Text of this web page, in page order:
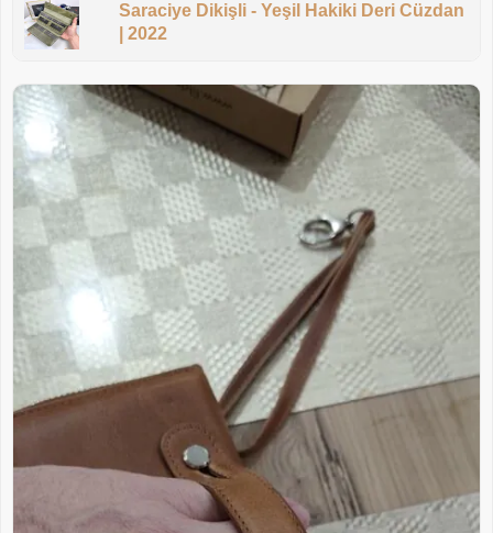
Saraciye Dikişli - Yeşil Hakiki Deri Cüzdan
| 2022